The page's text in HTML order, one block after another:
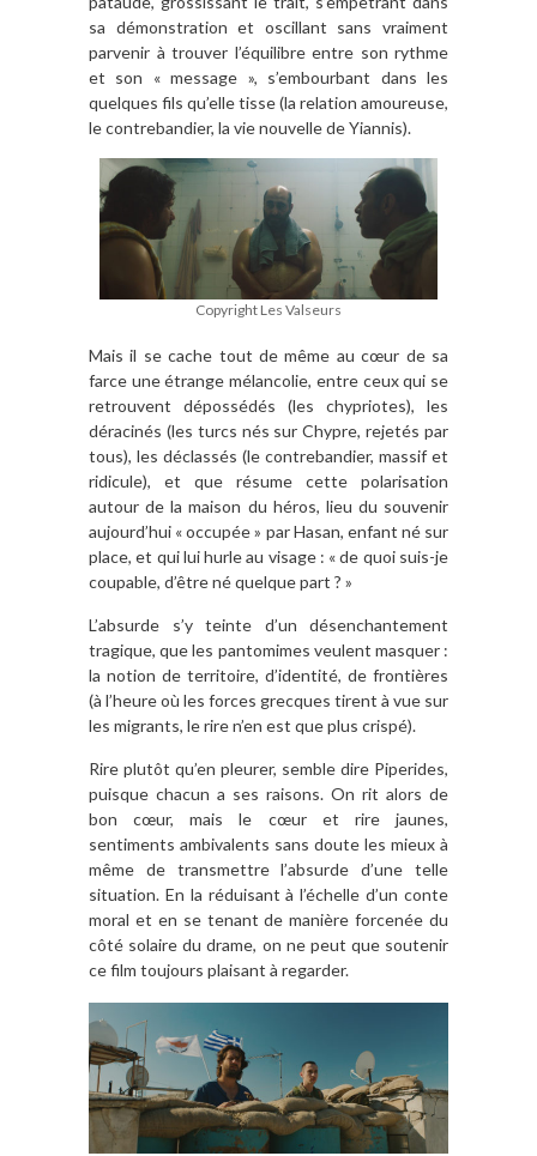
sa démonstration et oscillant sans vraiment
parvenir à trouver l’équilibre entre son rythme
et son « message », s’embourbant dans les
quelques fils qu’elle tisse (la relation amoureuse,
le contrebandier, la vie nouvelle de Yiannis).
Copyright Les Valseurs
Mais il se cache tout de même au cœur de sa
farce une étrange mélancolie, entre ceux qui se
retrouvent dépossédés (les chypriotes), les
déracinés (les turcs nés sur Chypre, rejetés par
tous), les déclassés (le contrebandier, massif et
ridicule), et que résume cette polarisation
autour de la maison du héros, lieu du souvenir
aujourd’hui « occupée » par Hasan, enfant né sur
place, et qui lui hurle au visage : « de quoi suis-je
coupable, d’être né quelque part ? »
L’absurde s’y teinte d’un désenchantement
tragique, que les pantomimes veulent masquer :
la notion de territoire, d’identité, de frontières
(à l’heure où les forces grecques tirent à vue sur
les migrants, le rire n’en est que plus crispé).
Rire plutôt qu’en pleurer, semble dire Piperides,
puisque chacun a ses raisons. On rit alors de
bon cœur, mais le cœur et rire jaunes,
sentiments ambivalents sans doute les mieux à
même de transmettre l’absurde d’une telle
situation. En la réduisant à l’échelle d’un conte
moral et en se tenant de manière forcenée du
côté solaire du drame, on ne peut que soutenir
ce film toujours plaisant à regarder.